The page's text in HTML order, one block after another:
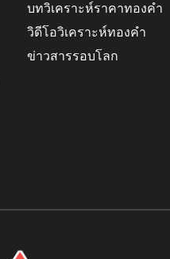
บทวิเคราะห์ราคาทองคำ
วิดีโอวิเคราะห์ทองคำ
ข่าวสารรอบโลก